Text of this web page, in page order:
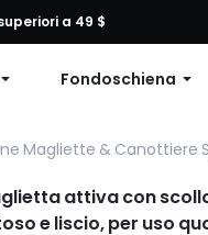
o 15% di sconto su ordini
a 49 $
Fondoschiena
Magliette & Canottiere
attiva con
e liscio, per uso